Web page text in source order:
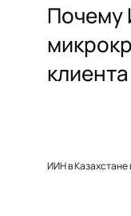
Почему
клиента
ИИН в Казахстане